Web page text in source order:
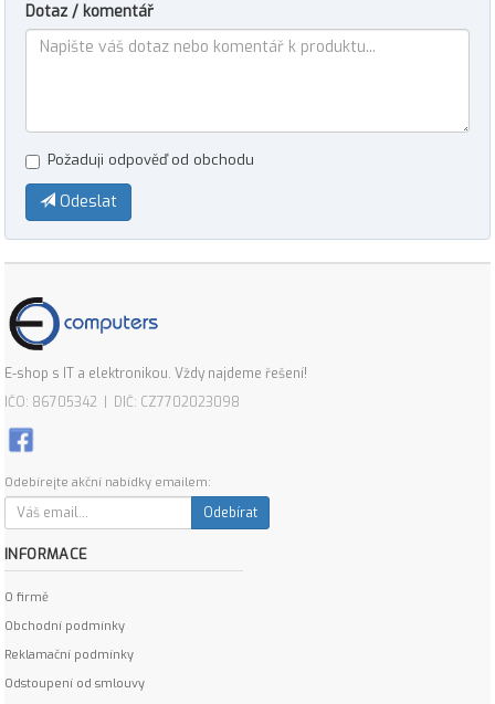
Dotaz / komentář
Požaduji odpověď od obchodu
Odeslat
E-shop s IT a elektronikou. Vždy najdeme řešení!
IČO: 86705342 | DIČ: CZ7702023098
Odebírejte akční nabídky emailem:
Odebírat
INFORMACE
O firmě
Obchodní podmínky
Reklamační podmínky
Odstoupení od smlouvy